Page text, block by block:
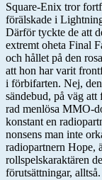
Square-Enix tror
förälskade i
Därför tyckte de att
extremt oheta Final
och hållet på den
att hon har varit
i förbifarten. Nej,
sändebud, på väg
rad menlösa MMO-
konstant en
nonsens man inte
radiopartnern Hope,
rollspelskaraktären
förutsättningar, alltså.